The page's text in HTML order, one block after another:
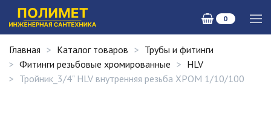
0
Главная Каталог товаров
Трубы и фитинги
Фитинги резьбовые хромированные
HLV
Тройник_3/4" HLV внутренняя резьба ХРОМ 1/10/100